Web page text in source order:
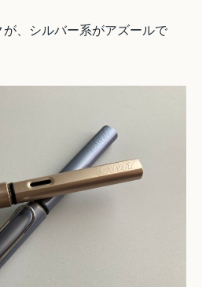
、シルバー系がアズールで